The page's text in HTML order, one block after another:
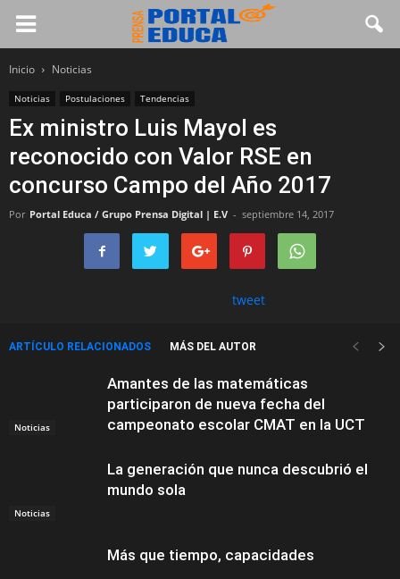
Inicio Noticias
Noticias Postulaciones Tendencias
Ex ministro Luis Mayol es
reconocido con Valor RSE en
concurso Campo del Año 2017
Por Portal Educa / Grupo Prensa Digital | E.V - septiembre 14, 2017
tweet
ARTÍCULO RELACIONADOS MÁS DEL AUTOR
Noticias
Amantes de las matemáticas
participaron de nueva fecha del
campeonato escolar CMAT en la UCT
Noticias
La generación que nunca descubrió el
mundo sola
Más que tiempo, capacidades